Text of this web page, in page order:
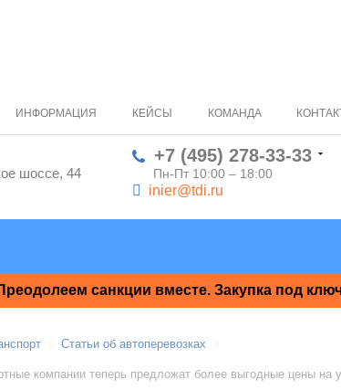
шоссе, 44
+7 (495) 278-33-33
Пн-Пт 10:00 – 18:00
inier@tdi.ru
ИНФОРМАЦИЯ КЕЙСЫ КОМАНДА
санкции вместе. Закупка под
Статьи об автоперевозках
компании теперь предложат более выгодные цены на